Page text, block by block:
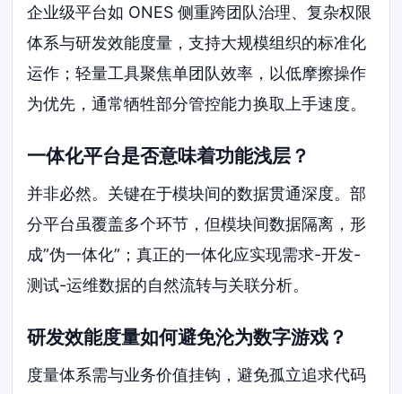
企业级平台如 ONES 侧重跨团队治理、复杂权限
体系与研发效能度量，支持大规模组织的标准化
运作；轻量工具聚焦单团队效率，以低摩擦操作
为优先，通常牺牲部分管控能力换取上手速度。
一体化平台是否意味着功能浅层？
并非必然。关键在于模块间的数据贯通深度。部
分平台虽覆盖多个环节，但模块间数据隔离，形
成”伪一体化”；真正的一体化应实现需求-开发-
测试-运维数据的自然流转与关联分析。
研发效能度量如何避免沦为数字游戏？
度量体系需与业务价值挂钩，避免孤立追求代码